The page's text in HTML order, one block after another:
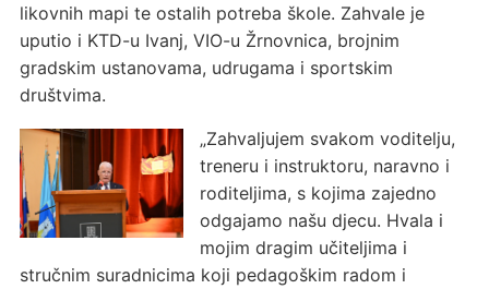
likovnih mapi te ostalih potreba škole. Zahvale je
uputio i KTD-u Ivanj, VIO-u Žrnovnica, brojnim
gradskim ustanovama, udrugama i sportskim
društvima.
„Zahvaljujem svakom voditelju,
treneru i instruktoru, naravno i
roditeljima, s kojima zajedno
odgajamo našu djecu. Hvala i
mojim dragim učiteljima i
stručnim suradnicima koji pedagoškim radom i